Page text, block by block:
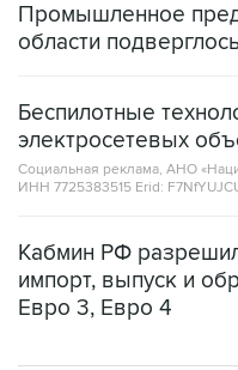
Промышленное
области
Беспилотные
электросетевых
Социальная реклама, АНО
ИНН 7725383515 Erid:
Кабмин РФ
импорт, выпуск и
Евро 3, Евро 4